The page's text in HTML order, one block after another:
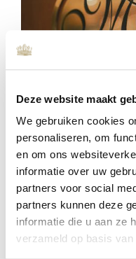
Deze website maakt
We gebruiken cookies
personaliseren, om
en om ons
informatie over uw
partners voor social
partners kunnen deze
informatie die u aan ze
verzameld op basis
MC
Veröffentlicht auf: 16. Januar
Weiterlesen